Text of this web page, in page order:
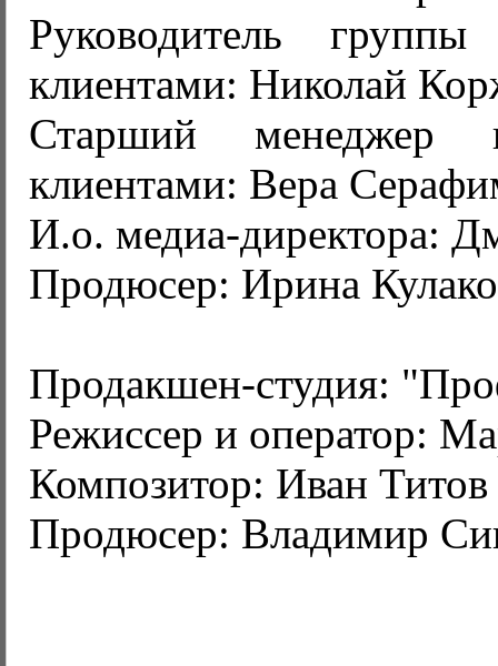
Руководитель
клиентами: Николай
Старший
клиентами: Вера
И.о. медиа-директора:
Продюсер: Ирина
Продакшен-студия:
Режиссер и оператор:
Композитор: Иван Титов
Продюсер: Владимир